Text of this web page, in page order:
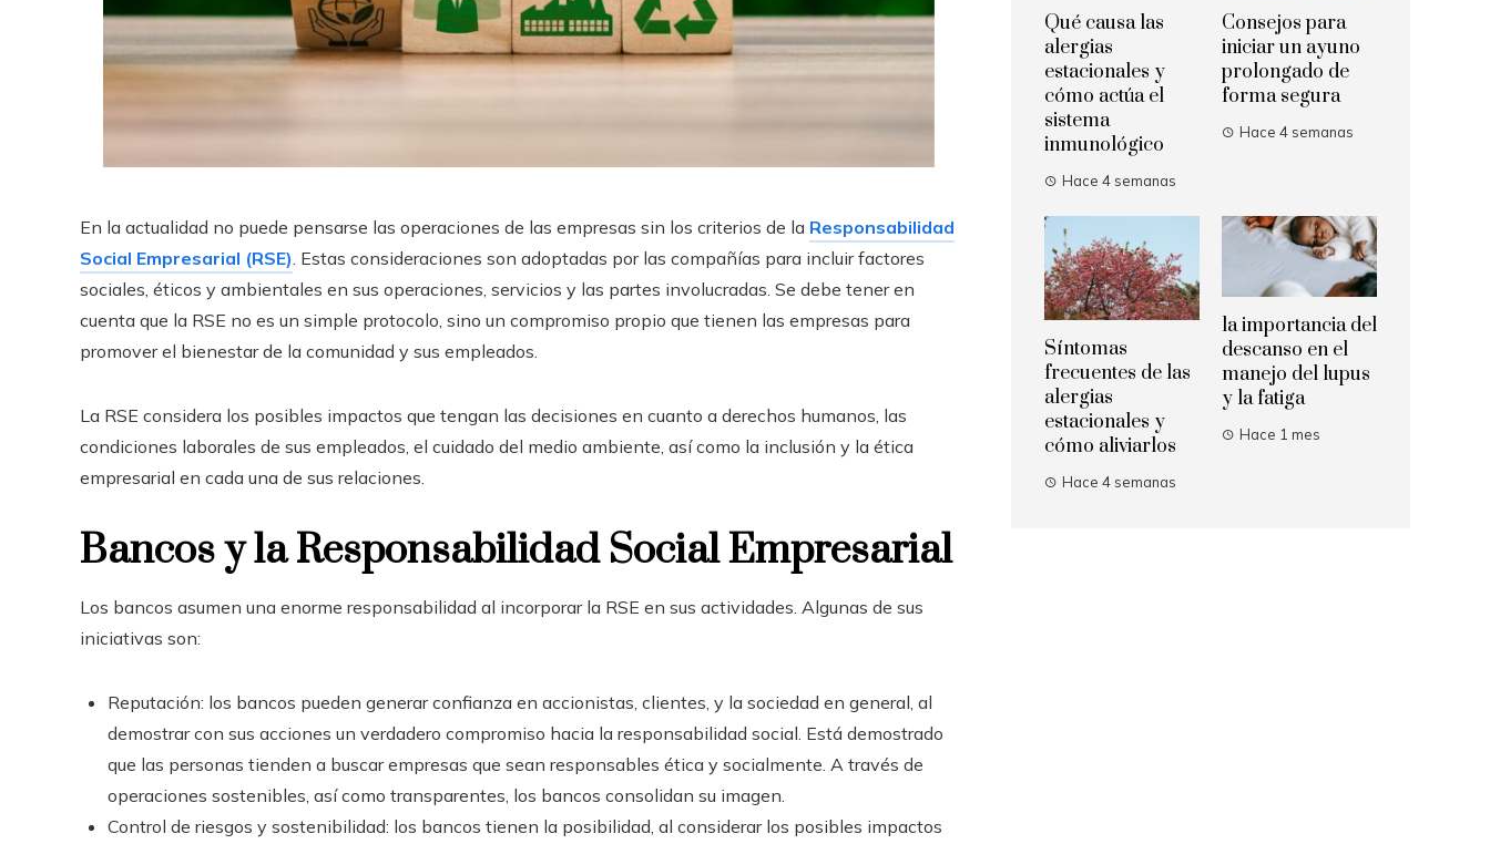
En la actualidad no puede pensarse las operaciones de las empresas sin los criterios de la Responsabilidad
Social Empresarial (RSE) . Estas consideraciones son adoptadas por las compañías para incluir factores
sociales, éticos y ambientales en sus operaciones, servicios y las partes involucradas. Se debe tener en
cuenta que la RSE no es un simple protocolo, sino un compromiso propio que tienen las empresas para
promover el bienestar de la comunidad y sus empleados.
La RSE considera los posibles impactos que tengan las decisiones en cuanto a derechos humanos, las
condiciones laborales de sus empleados, el cuidado del medio ambiente, así como la inclusión y la ética
empresarial en cada una de sus relaciones.
Bancos y la Responsabilidad Social Empresarial
Los bancos asumen una enorme responsabilidad al incorporar la RSE en sus actividades. Algunas de sus
iniciativas son:
Reputación: los bancos pueden generar confianza en accionistas, clientes, y la sociedad en general, al
demostrar con sus acciones un verdadero compromiso hacia la responsabilidad social. Está demostrado
que las personas tienden a buscar empresas que sean responsables ética y socialmente. A través de
operaciones sostenibles, así como transparentes, los bancos consolidan su imagen.
Control de riesgos y sostenibilidad: los bancos tienen la posibilidad, al considerar los posibles impactos
Qué causa las
alergias
estacionales y
cómo actúa el
sistema
inmunológico
Hace 4 semanas
Consejos para
iniciar un ayuno
prolongado de
forma segura
Hace 4 semanas
Síntomas
frecuentes de las
alergias
estacionales y
cómo aliviarlos
Hace 4 semanas
la importancia del
descanso en el
manejo del lupus
y la fatiga
Hace 1 mes